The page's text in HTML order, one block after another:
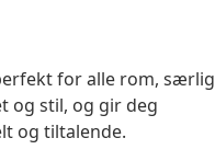
for alle rom, særlig
og stil, og gir deg
og tiltalende.